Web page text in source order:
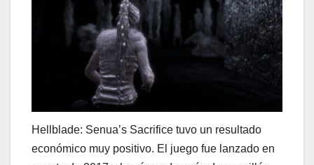
Hellblade: Senua’s Sacrifice tuvo un resultado
económico muy positivo. El juego fue lanzado en